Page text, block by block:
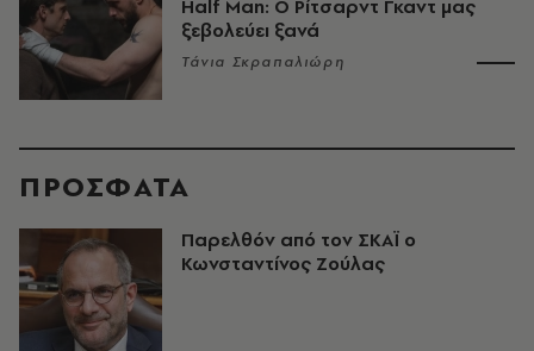
Half Man: Ο Ρίτσαρντ Γκαντ μας
ξεβολεύει ξανά
Τάνια Σκραπαλιώρη
ΠΡΟΣΦΑΤΑ
Παρελθόν από τον ΣΚΑΪ ο
Κωνσταντίνος Ζούλας